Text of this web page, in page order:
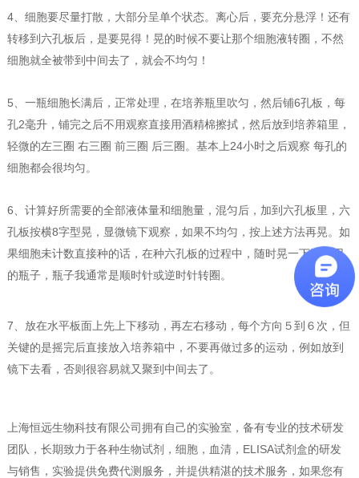
4、细胞要尽量打散，大部分呈单个状态。离心后，要充分悬浮！还有
转移到六孔板后，是要晃得！晃的时候不要让那个细胞液转圈，不然
细胞就全被带到中间去了，就会不均匀！
5、一瓶细胞长满后，正常处理，在培养瓶里吹匀，然后铺6孔板，每
孔2毫升，铺完之后不用观察直接用酒精棉擦拭，然后放到培养箱里，
轻微的左三圈 右三圈 前三圈 后三圈。基本上24小时之后观察 每孔的
细胞都会很均匀。
6、计算好所需要的全部液体量和细胞量，混匀后，加到六孔板里，六
孔板按横8字型晃，显微镜下观察，如果不均匀，按上述方法再晃。如
果细胞未计数直接种的话，在种六孔板的过程中，随时晃一下混匀用
的瓶子，瓶子我通常是顺时针或逆时针转圈。
7、放在水平板面上先上下移动，再左右移动，每个方向５到６次，但
关键的是摇完后直接放入培养箱中，不要再做过多的运动，例如放到
镜下去看，否则很容易就又聚到中间去了。
上海恒远生物科技有限公司拥有自己的实验室，备有专业的技术研发
团队，长期致力于各种生物试剂，细胞，血清，ELISA试剂盒的研发
与销售，实验提供免费代测服务，并提供精湛的技术服务，如果您有